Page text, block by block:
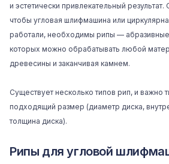
и эстетически привлекательный результат.
чтобы угловая шлифмашина или
работали, необходимы рипы —
которых можно обрабатывать любой
древесины и заканчивая камнем.
Существует несколько типов рип, и важно
подходящий размер (диаметр диска,
толщина диска).
Рипы для угловой